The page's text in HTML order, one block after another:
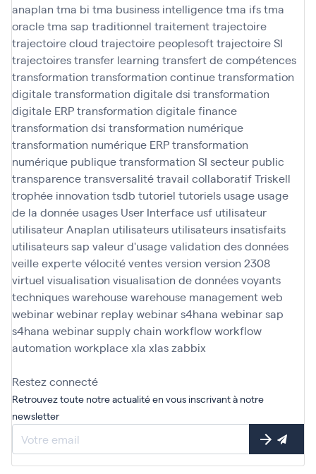
anaplan tma bi tma business intelligencetma ifstma
oracletma sap traditionnel traitementtrajectoire
trajectoire cloud trajectoire peoplesofttrajectoire SI
trajectoirestransfer learning transfert de compétences
transformation transformation continuetransformation
digitaletransformation digitale dsi transformation
digitale ERPtransformation digitale finance
transformation dsi transformation numérique
transformation numérique ERPtransformation
numérique publiquetransformation SI secteur public
transparencetransversalitétravail collaboratifTriskell
trophée innovation tsdb tutoriel tutoriels usage usage
de la donnée usages User Interface usf utilisateur
utilisateur Anaplan utilisateurs utilisateurs insatisfaits
utilisateurs sap valeur d'usagevalidation des données
veille expertevélocitéventesversion version 2308
virtuel visualisation visualisation de donnéesvoyants
techniqueswarehousewarehouse managementweb
webinarwebinar replaywebinar s4hana webinar sap
s4hana webinar supply chain workflowworkflow
automation workplacexla xlaszabbix
Restez connecté
Retrouvez toute notre actualité en vous inscrivant à notre
newsletter